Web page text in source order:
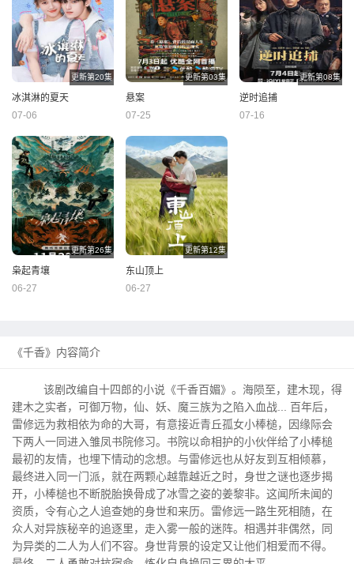
更新第20集
冰淇淋的夏天
07-06
更新第03集
悬案
07-25
更新第08集
逆时追捕
07-16
更新第26集
枭起青壤
06-27
更新第12集
东山顶上
06-27
《千香》内容简介
该剧改编自十四郎的小说《千香百媚》。海陨至，建木现，得
建木之实者，可御万物，仙、妖、魔三族为之陷入血战... 百年后，
雷修远为救相依为命的大哥，有意接近青丘孤女小棒槌，因缘际会
下两人一同进入雏凤书院修习。书院以命相护的小伙伴给了小棒槌
最初的友情，也埋下情动的念想。与雷修远也从好友到互相倾慕，
最终进入同一门派，就在两颗心越靠越近之时，身世之谜也逐步揭
开，小棒槌也不断脱胎换骨成了冰雪之姿的姜黎非。这闻所未闻的
资质，令有心之人追查她的身世和来历。雷修远一路生死相随，在
众人对异族秘辛的追逐里，走入雾一般的迷阵。相遇并非偶然，同
为异类的二人为人们不容。身世背景的设定又让他们相爱而不得。